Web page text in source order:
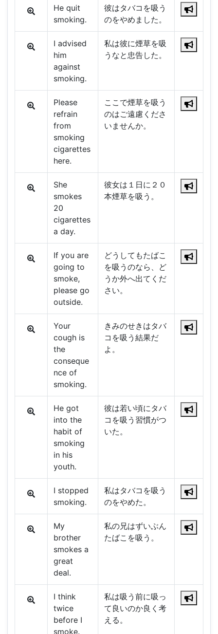
He quit
smoking.
彼はタバコを吸う
のをやめました。
I advised
him
against
smoking.
私は彼に煙草を吸
うなと忠告した。
Please
refrain
from
smoking
cigarettes
here.
ここで煙草を吸う
のはご遠慮くださ
いませんか。
She
smokes
20
cigarettes
a day.
彼女は１日に２０
本煙草を吸う。
If you are
going to
smoke,
please go
outside.
どうしてもたばこ
を吸うのなら、ど
うか外へ出てくだ
さい。
Your
cough is
the
conseque
nce of
smoking.
きみのせきはタバ
コを吸う結果だ
よ。
He got
into the
habit of
smoking
in his
youth.
彼は若い頃にタバ
コを吸う習慣がつ
いた。
I stopped
smoking.
私はタバコを吸う
のをやめた。
My
brother
smokes a
great
deal.
私の兄はずいぶん
たばこを吸う。
I think
twice
before I
smoke.
私は吸う前に吸っ
て良いのか良く考
える。